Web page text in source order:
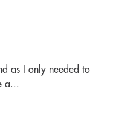
as I only needed to
a...